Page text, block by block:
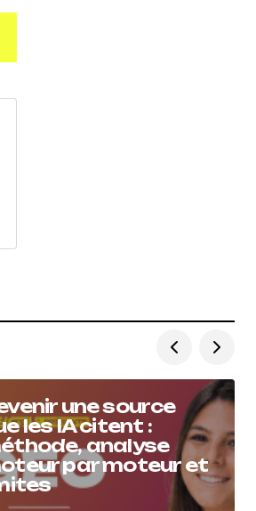
une source
les IA citent :
analyse
par moteur et